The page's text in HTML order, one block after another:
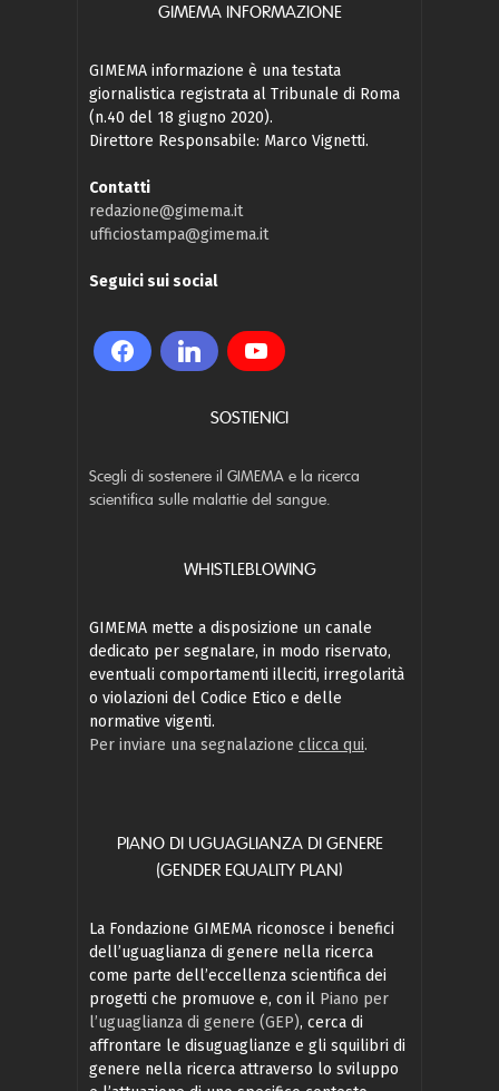
GIMEMA INFORMAZIONE
GIMEMA informazione è una testata
giornalistica registrata al Tribunale di Roma
(n.40 del 18 giugno 2020).
Direttore Responsabile: Marco Vignetti.
Contatti
redazione@gimema.it
ufficiostampa@gimema.it
Seguici sui social
SOSTIENICI
Scegli di sostenere il GIMEMA e la ricerca
scientifica sulle malattie del sangue.
WHISTLEBLOWING
GIMEMA mette a disposizione un canale
dedicato per segnalare, in modo riservato,
eventuali comportamenti illeciti, irregolarità
o violazioni del Codice Etico e delle
normative vigenti.
Per inviare una segnalazione clicca qui.
PIANO DI UGUAGLIANZA DI GENERE
(GENDER EQUALITY PLAN)
La Fondazione GIMEMA riconosce i benefici
dell’uguaglianza di genere nella ricerca
come parte dell’eccellenza scientifica dei
progetti che promuove e, con il Piano per
l’uguaglianza di genere (GEP), cerca di
affrontare le disuguaglianze e gli squilibri di
genere nella ricerca attraverso lo sviluppo